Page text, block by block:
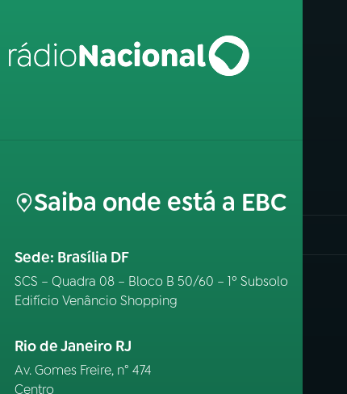
Saiba onde está a EBC
Sede: Brasília DF
SCS – Quadra 08 – Bloco B 50/60 – 1º Subsolo
Edifício Venâncio Shopping
Rio de Janeiro RJ
Av. Gomes Freire, n° 474
Centro